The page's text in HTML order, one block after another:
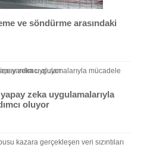
ve söndürme arasındaki
zeka uygulamalarıyla
oluyor